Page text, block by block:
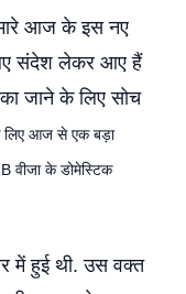
आज के इस नए
संदेश लेकर आए हैं
जाने के लिए सोच
लिए आज से एक बड़ा
वीजा के डोमेस्टिक
में हुई थी. उस वक्त